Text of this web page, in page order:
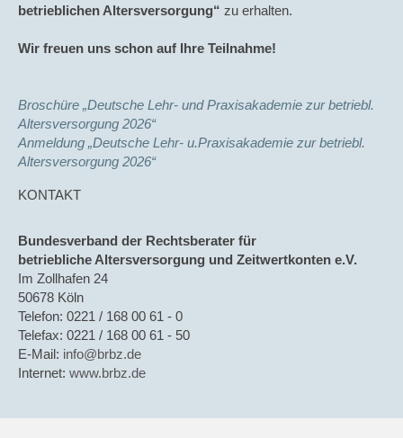
betrieblichen Altersversorgung“ zu erhalten.
Wir freuen uns schon auf Ihre Teilnahme!
Broschüre „Deutsche Lehr- und Praxisakademie zur betriebl.
Altersversorgung 2026“
Anmeldung „Deutsche Lehr- u.Praxisakademie zur betriebl.
Altersversorgung 2026“
KONTAKT
Bundesverband der Rechtsberater für
betriebliche Altersversorgung und Zeitwertkonten e.V.
Im Zollhafen 24
50678 Köln
Telefon: 0221 / 168 00 61 - 0
Telefax: 0221 / 168 00 61 - 50
E-Mail: info@brbz.de
Internet: www.brbz.de